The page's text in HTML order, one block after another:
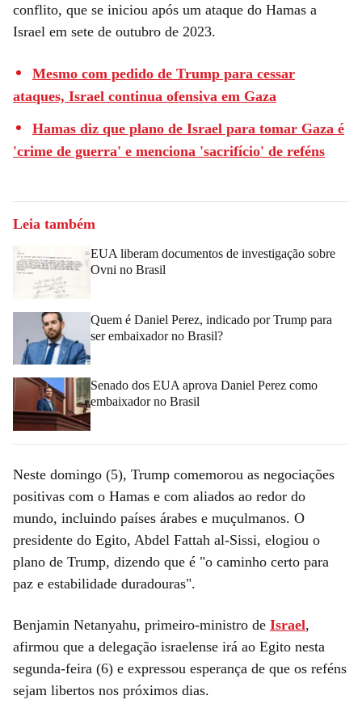
conflito, que se iniciou após um ataque do Hamas a
Israel em sete de outubro de 2023.
Mesmo com pedido de Trump para cessar
ataques, Israel continua ofensiva em Gaza
Hamas diz que plano de Israel para tomar Gaza é
'crime de guerra' e menciona 'sacrifício' de reféns
Leia também
EUA liberam documentos de investigação sobre
Ovni no Brasil
Quem é Daniel Perez, indicado por Trump para
ser embaixador no Brasil?
Senado dos EUA aprova Daniel Perez como
embaixador no Brasil
Neste domingo (5), Trump comemorou as negociações
positivas com o Hamas e com aliados ao redor do
mundo, incluindo países árabes e muçulmanos. O
presidente do Egito, Abdel Fattah al-Sissi, elogiou o
plano de Trump, dizendo que é "o caminho certo para
paz e estabilidade duradouras".
Benjamin Netanyahu, primeiro-ministro de Israel,
afirmou que a delegação israelense irá ao Egito nesta
segunda-feira (6) e expressou esperança de que os reféns
sejam libertos nos próximos dias.